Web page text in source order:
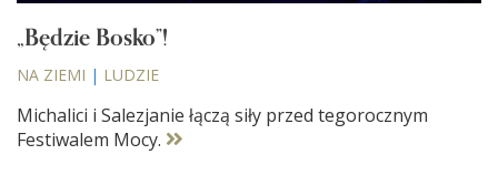
„Będzie Bosko”!
NA ZIEMI | LUDZIE
Michalici i Salezjanie łączą siły przed tegorocznym
Festiwalem Mocy.